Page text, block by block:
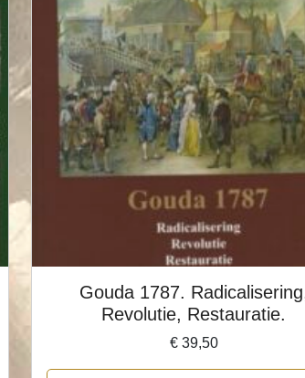
Gouda 1787.
Revolutie, Restauratie.
€39,50